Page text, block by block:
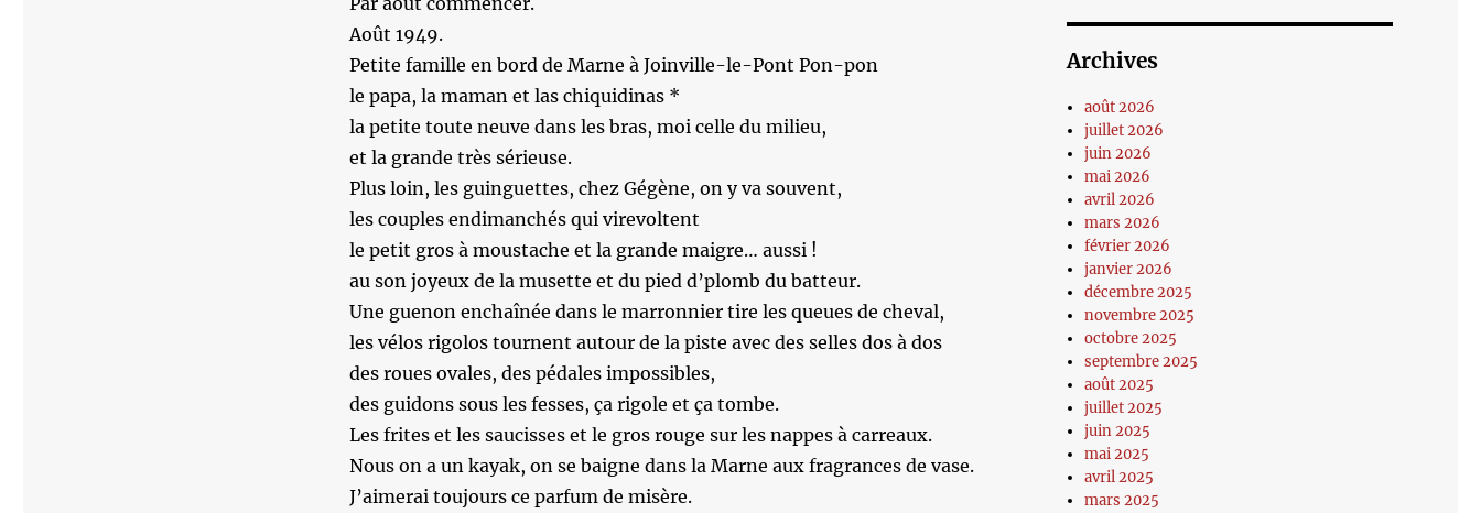
Août 1949.
Petite famille en bord de Marne à Joinville-le-Pont Pon-pon
le papa, la maman et las chiquidinas *
la petite toute neuve dans les bras, moi celle du milieu,
et la grande très sérieuse.
Plus loin, les guinguettes, chez Gégène, on y va souvent,
les couples endimanchés qui virevoltent
le petit gros à moustache et la grande maigre… aussi !
au son joyeux de la musette et du pied d’plomb du batteur.
Une guenon enchaînée dans le marronnier tire les queues de cheval,
les vélos rigolos tournent autour de la piste avec des selles dos à dos
des roues ovales, des pédales impossibles,
des guidons sous les fesses, ça rigole et ça tombe.
Les frites et les saucisses et le gros rouge sur les nappes à carreaux.
Nous on a un kayak, on se baigne dans la Marne aux fragrances de vase.
J’aimerai toujours ce parfum de misère.
Archives
août 2026
juillet 2026
juin 2026
mai 2026
avril 2026
mars 2026
février 2026
janvier 2026
décembre 2025
novembre 2025
octobre 2025
septembre 2025
août 2025
juillet 2025
juin 2025
mai 2025
avril 2025
mars 2025